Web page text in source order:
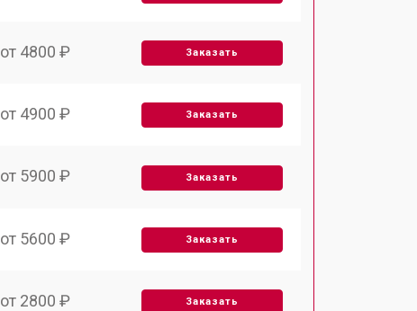
от 4800 ₽ Заказать
от 4900 ₽ Заказать
от 5900 ₽ Заказать
от 5600 ₽ Заказать
от 2800 ₽ Заказать